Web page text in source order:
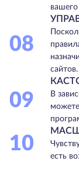
вашего
08
сайтов.
09
В
10
есть